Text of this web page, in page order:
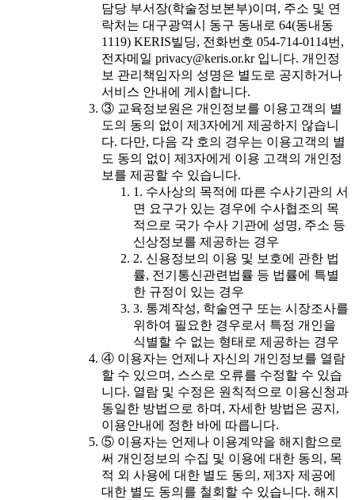
담당 부서장(학술정보본부)이며, 주소 및 연
락처는 대구광역시 동구 동내로 64(동내동
1119) KERIS빌딩, 전화번호 054-714-0114번,
전자메일 privacy@keris.or.kr 입니다. 개인정
보 관리책임자의 성명은 별도로 공지하거나
서비스 안내에 게시합니다.
③ 교육정보원은 개인정보를 이용고객의 별
도의 동의 없이 제3자에게 제공하지 않습니
다. 다만, 다음 각 호의 경우는 이용고객의 별
도 동의 없이 제3자에게 이용 고객의 개인정
보를 제공할 수 있습니다.
1. 수사상의 목적에 따른 수사기관의 서
면 요구가 있는 경우에 수사협조의 목
적으로 국가 수사 기관에 성명, 주소 등
신상정보를 제공하는 경우
2. 신용정보의 이용 및 보호에 관한 법
률, 전기통신관련법률 등 법률에 특별
한 규정이 있는 경우
3. 통계작성, 학술연구 또는 시장조사를
위하여 필요한 경우로서 특정 개인을
식별할 수 없는 형태로 제공하는 경우
④ 이용자는 언제나 자신의 개인정보를 열람
할 수 있으며, 스스로 오류를 수정할 수 있습
니다. 열람 및 수정은 원칙적으로 이용신청과
동일한 방법으로 하며, 자세한 방법은 공지,
이용안내에 정한 바에 따릅니다.
⑤ 이용자는 언제나 이용계약을 해지함으로
써 개인정보의 수집 및 이용에 대한 동의, 목
적 외 사용에 대한 별도 동의, 제3자 제공에
대한 별도 동의를 철회할 수 있습니다. 해지